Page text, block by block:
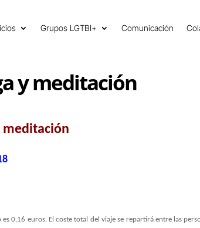
Grupos LGTBI+ Comunicación
y meditación
meditación
0,16 euros. El coste total del viaje se repartirá entre las